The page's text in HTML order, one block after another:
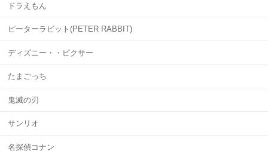
ドラえもん
ピーターラビット(PETER RABBIT)
ディズニー・・ピクサー
たまごっち
鬼滅の刃
サンリオ
名探偵コナン